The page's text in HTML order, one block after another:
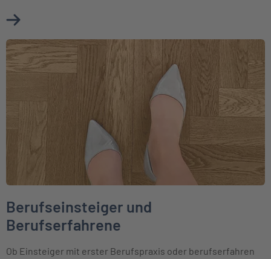
Mehr über Karriere im Vertrieb erfahren
Weiter zu Berufseinsteiger und Berufserfahrene
Berufseinsteiger und
Berufserfahrene
Ob Einsteiger mit erster Berufspraxis oder berufserfahren